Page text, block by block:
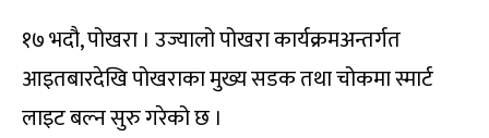
१७ भदौ, पोखरा । उज्यालो पोखरा कार्यक्रमअन्तर्गत
आइतबारदेखि पोखराका मुख्य सडक तथा चोकमा स्मार्ट
लाइट बल्न सुरु गरेको छ ।